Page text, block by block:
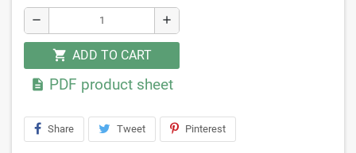
remove add
shopping_cart ADD TO CART
 PDF product sheet
Share Tweet Pinterest